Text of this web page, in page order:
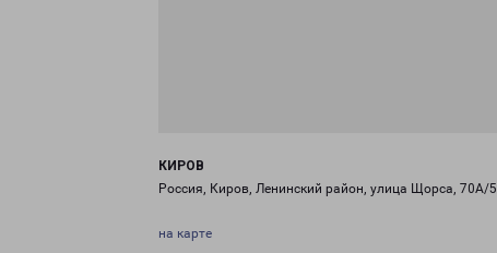
КИРОВ
Россия, Киров, Ленинский район, улица Щорса, 70А/5
на карте